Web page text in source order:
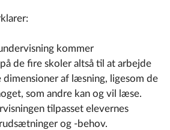
kommer
de fire skoler altså til at arbejde
dimensioner af læsning, ligesom de
som andre kan og vil læse.
tilpasset elevernes
og -behov.